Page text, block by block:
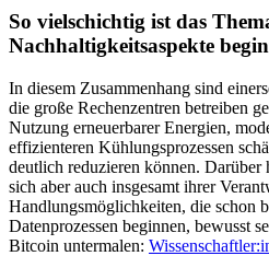
So vielschichtig ist das
Nachhaltigkeitsaspekte
In diesem Zusammenhang sind
die große Rechenzentren betreiben
Nutzung erneuerbarer Energien,
effizienteren Kühlungsprozessen
deutlich reduzieren können. Darüber
sich aber auch insgesamt ihrer
Handlungsmöglichkeiten, die schon
Datenprozessen beginnen, bewusst
Bitcoin untermalen: